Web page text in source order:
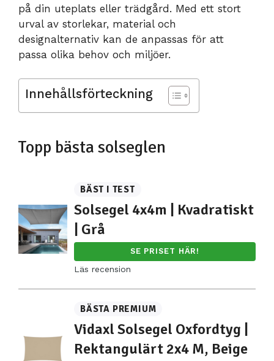
på din uteplats eller trädgård. Med ett stort
urval av storlekar, material och
designalternativ kan de anpassas för att
passa olika behov och miljöer.
Innehållsförteckning
Topp bästa solseglen
BÄST I TEST
Solsegel 4x4m | Kvadratiskt
| Grå
SE PRISET HÄR!
Läs recension
BÄSTA PREMIUM
Vidaxl Solsegel Oxfordtyg |
Rektangulärt 2x4 M, Beige